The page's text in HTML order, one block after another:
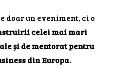
doar un eveniment, ci o
celei mai mari
și de mentorat pentru
din Europa.